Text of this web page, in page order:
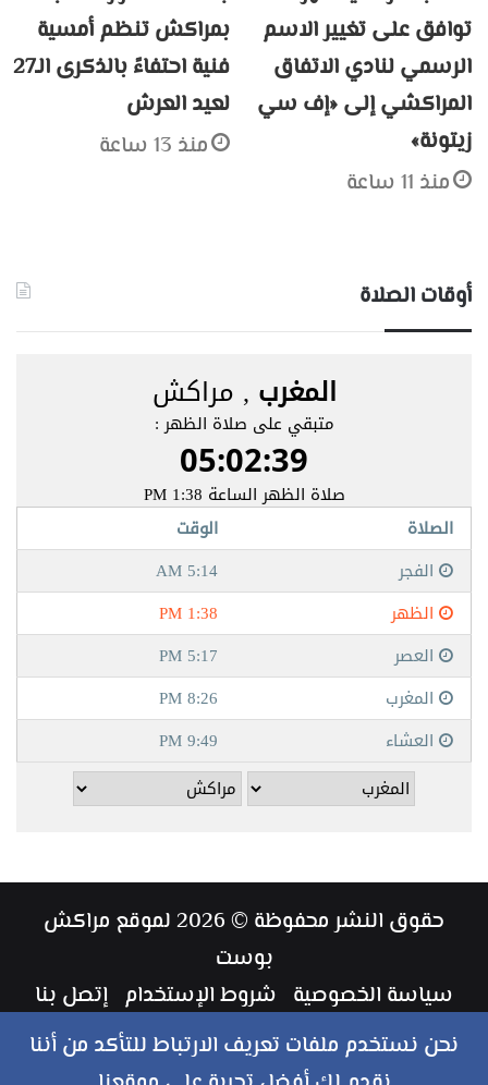
توافق على تغيير الاسم
الرسمي لنادي الاتفاق
المراكشي إلى «إف سي
زيتونة»
منذ 11 ساعة
بمراكش تنظم أمسية
فنية احتفاءً بالذكرى الـ27
لعيد العرش
منذ 13 ساعة
أوقات الصلاة
حقوق النشر محفوظة © 2026 لموقع مراكش
بوست
سياسة الخصوصية شروط الإستخدام إتصل بنا
طاقم العمل
نحن نستخدم ملفات تعريف الارتباط للتأكد من أننا